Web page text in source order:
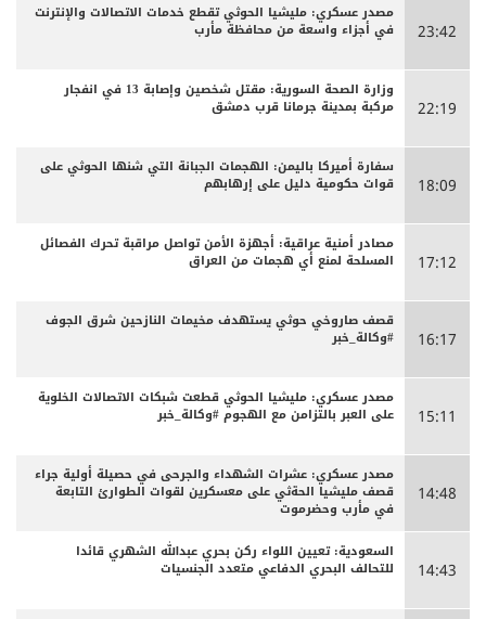
23:42
مصدر عسكري: مليشيا الحوثي تقطع خدمات الاتصالات والإنترنت
في أجزاء واسعة من محافظة مأرب
22:19
وزارة الصحة السورية: مقتل شخصين وإصابة 13 في انفجار
مركبة بمدينة جرمانا قرب دمشق
18:09
سفارة أميركا باليمن: الهجمات الجبانة التي شنها الحوثي على
قوات حكومية دليل على إرهابهم
17:12
مصادر أمنية عراقية: أجهزة الأمن تواصل مراقبة تحرك الفصائل
المسلحة لمنع أي هجمات من العراق
16:17
قصف صاروخي حوثي يستهدف مخيمات النازحين شرق الجوف
#وكالة_خبر
15:11
مصدر عسكري: مليشيا الحوثي قطعت شبكات الاتصالات الخلوية
على العبر بالتزامن مع الهجوم #وكالة_خبر
14:48
مصدر عسكري: عشرات الشهداء والجرحى ‏في حصيلة أولية جراء
قصف مليشيا الحةثي على معسكرين لقوات الطوارئ التابعة
في مأرب وحضرموت
14:43
السعودية: تعيين اللواء ركن بحري عبدالله الشهري قائدا
للتحالف البحري الدفاعي متعدد الجنسيات